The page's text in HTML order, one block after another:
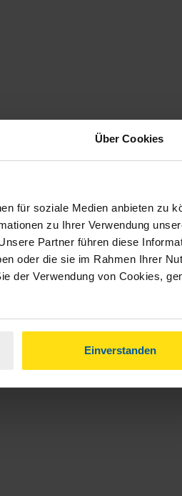
Über Cookies
für soziale Medien anbieten zu
zu Ihrer Verwendung
Partner führen diese
oder die sie im Rahmen Ihrer
der Verwendung von Cookies,
Einverstanden